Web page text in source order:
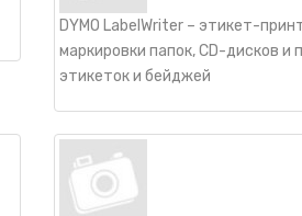
DYMO LabelWriter – этикет-
маркировки папок, CD-дисков и
этикеток и бейджей